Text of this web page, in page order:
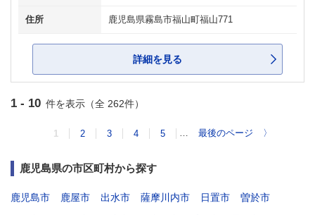
住所 鹿児島県霧島市福山町福山771
詳細を見る
1 - 10 件を表示（全 262件）
1 2 3 4 5 … 最後のページ 〉
鹿児島県の市区町村から探す
鹿児島市 鹿屋市 出水市 薩摩川内市 日置市
曽於市